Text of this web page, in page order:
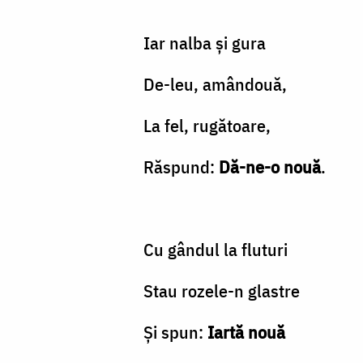
Iar nalba şi gura
De-leu, amândouă,
La fel, rugătoare,
Răspund: Dă-ne-o nouă.
Cu gândul la fluturi
Stau rozele-n glastre
Şi spun: Iartă nouă